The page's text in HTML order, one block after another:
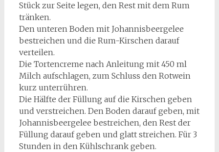
Stück zur Seite legen, den Rest mit dem Rum
tränken.
Den unteren Boden mit Johannisbeergelee
bestreichen und die Rum-Kirschen darauf
verteilen.
Die Tortencreme nach Anleitung mit 450 ml
Milch aufschlagen, zum Schluss den Rotwein
kurz unterrühren.
Die Hälfte der Füllung auf die Kirschen geben
und verstreichen. Den Boden darauf geben, mit
Johannisbeergelee bestreichen, den Rest der
Füllung darauf geben und glatt streichen. Für 3
Stunden in den Kühlschrank geben.